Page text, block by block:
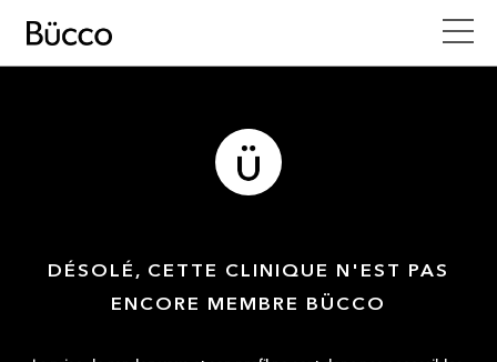
DÉSOLÉ, CETTE CLINIQUE N'EST PAS
ENCORE MEMBRE BÜCCO